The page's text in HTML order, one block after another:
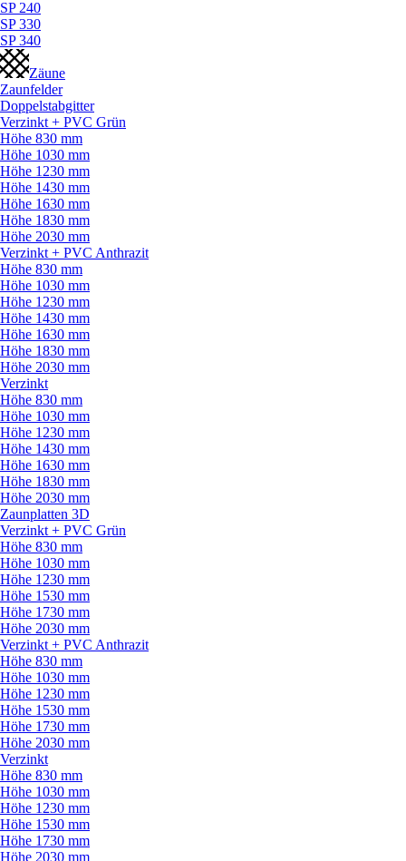
SP 240
SP 330
SP 340
Zäune
Zaunfelder
Doppelstabgitter
Verzinkt + PVC Grün
Höhe 830 mm
Höhe 1030 mm
Höhe 1230 mm
Höhe 1430 mm
Höhe 1630 mm
Höhe 1830 mm
Höhe 2030 mm
Verzinkt + PVC Anthrazit
Höhe 830 mm
Höhe 1030 mm
Höhe 1230 mm
Höhe 1430 mm
Höhe 1630 mm
Höhe 1830 mm
Höhe 2030 mm
Verzinkt
Höhe 830 mm
Höhe 1030 mm
Höhe 1230 mm
Höhe 1430 mm
Höhe 1630 mm
Höhe 1830 mm
Höhe 2030 mm
Zaunplatten 3D
Verzinkt + PVC Grün
Höhe 830 mm
Höhe 1030 mm
Höhe 1230 mm
Höhe 1530 mm
Höhe 1730 mm
Höhe 2030 mm
Verzinkt + PVC Anthrazit
Höhe 830 mm
Höhe 1030 mm
Höhe 1230 mm
Höhe 1530 mm
Höhe 1730 mm
Höhe 2030 mm
Verzinkt
Höhe 830 mm
Höhe 1030 mm
Höhe 1230 mm
Höhe 1530 mm
Höhe 1730 mm
Höhe 2030 mm